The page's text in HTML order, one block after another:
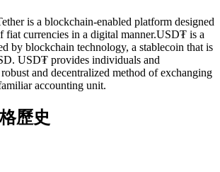
is a blockchain-enabled platform designed
fiat currencies in a digital manner.USD₮ is a
by blockchain technology, a stablecoin that is
USD₮ provides individuals and
and decentralized method of exchanging
accounting unit.
歷史